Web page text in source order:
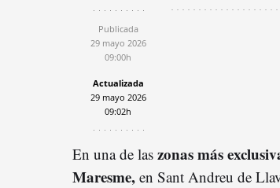
Publicada
29 mayo 2026
09:00h
Actualizada
29 mayo 2026
09:02h
En una de las zonas más
Maresme, en Sant Andreu de